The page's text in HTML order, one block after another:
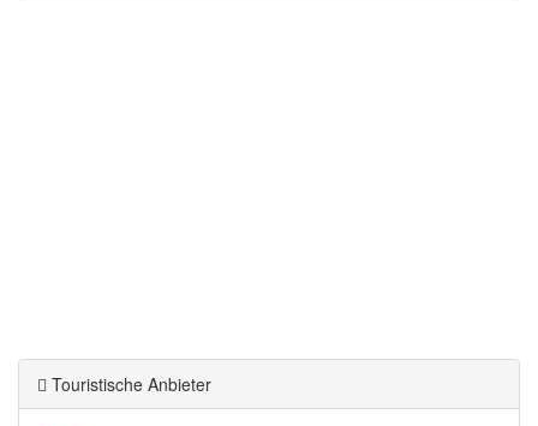
Touristische Anbieter